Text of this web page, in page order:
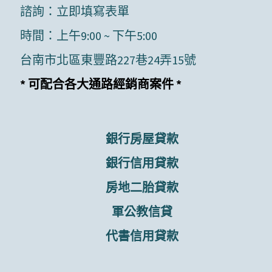
諮詢： 立即填寫表單
時間：上午9:00 ~ 下午5:00
台南市北區東豐路227巷24弄15號
* 可配合各大通路經銷商案件 *
銀行房屋貸款
銀行信用貸款
房地二胎貸款
軍公教信貸
代書信用貸款